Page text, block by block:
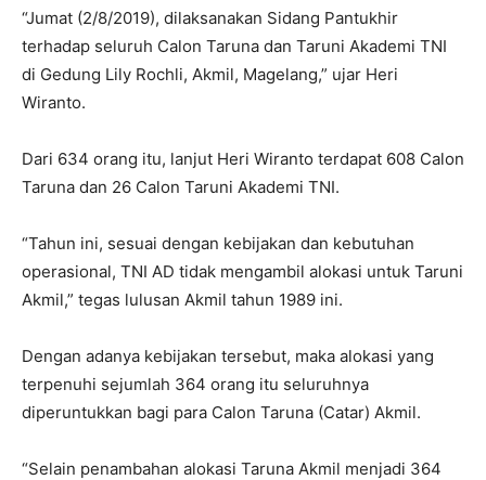
“Jumat (2/8/2019), dilaksanakan Sidang Pantukhir
terhadap seluruh Calon Taruna dan Taruni Akademi TNI
di Gedung Lily Rochli, Akmil, Magelang,” ujar Heri
Wiranto.
Dari 634 orang itu, lanjut Heri Wiranto terdapat 608 Calon
Taruna dan 26 Calon Taruni Akademi TNI.
“Tahun ini, sesuai dengan kebijakan dan kebutuhan
operasional, TNI AD tidak mengambil alokasi untuk Taruni
Akmil,” tegas lulusan Akmil tahun 1989 ini.
Dengan adanya kebijakan tersebut, maka alokasi yang
terpenuhi sejumlah 364 orang itu seluruhnya
diperuntukkan bagi para Calon Taruna (Catar) Akmil.
“Selain penambahan alokasi Taruna Akmil menjadi 364